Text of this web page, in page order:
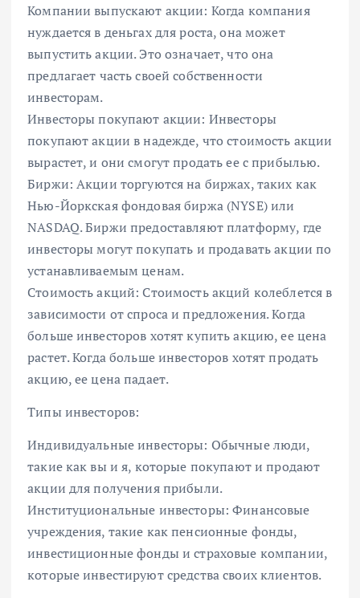
Компании выпускают акции: Когда компания
нуждается в деньгах для роста, она может
выпустить акции. Это означает, что она
предлагает часть своей собственности
инвесторам.
Инвесторы покупают акции: Инвесторы
покупают акции в надежде, что стоимость акции
вырастет, и они смогут продать ее с прибылью.
Биржи: Акции торгуются на биржах, таких как
Нью-Йоркская фондовая биржа (NYSE) или
NASDAQ. Биржи предоставляют платформу, где
инвесторы могут покупать и продавать акции по
устанавливаемым ценам.
Стоимость акций: Стоимость акций колеблется в
зависимости от спроса и предложения. Когда
больше инвесторов хотят купить акцию, ее цена
растет. Когда больше инвесторов хотят продать
акцию, ее цена падает.
Типы инвесторов:
Индивидуальные инвесторы: Обычные люди,
такие как вы и я, которые покупают и продают
акции для получения прибыли.
Институциональные инвесторы: Финансовые
учреждения, такие как пенсионные фонды,
инвестиционные фонды и страховые компании,
которые инвестируют средства своих клиентов.